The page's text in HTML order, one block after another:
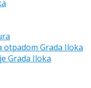
otpadom Grada Iloka
Grada Iloka